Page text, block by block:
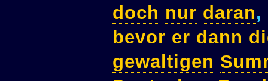
doch nur daran,
bevor er dann
gewaltigen